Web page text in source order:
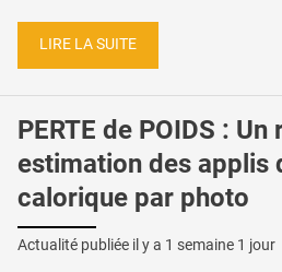
LIRE LA SUITE
PERTE de POIDS :
estimation des applis
calorique par photo
Actualité publiée il y a 1 semaine 1 jour